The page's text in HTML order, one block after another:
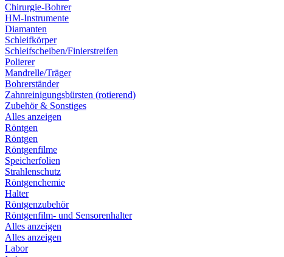
Chirurgie-Bohrer
HM-Instrumente
Diamanten
Schleifkörper
Schleifscheiben/Finierstreifen
Polierer
Mandrelle/Träger
Bohrerständer
Zahnreinigungsbürsten (rotierend)
Zubehör & Sonstiges
Alles anzeigen
Röntgen
Röntgen
Röntgenfilme
Speicherfolien
Strahlenschutz
Röntgenchemie
Halter
Röntgenzubehör
Röntgenfilm- und Sensorenhalter
Alles anzeigen
Alles anzeigen
Labor